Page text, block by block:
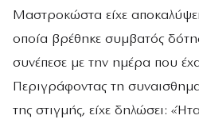
Μαστροκώστα είχε
οποία βρέθηκε συμβατός
συνέπεσε με την ημέρα που
Περιγράφοντας τη
της στιγμής, είχε δηλώσει: